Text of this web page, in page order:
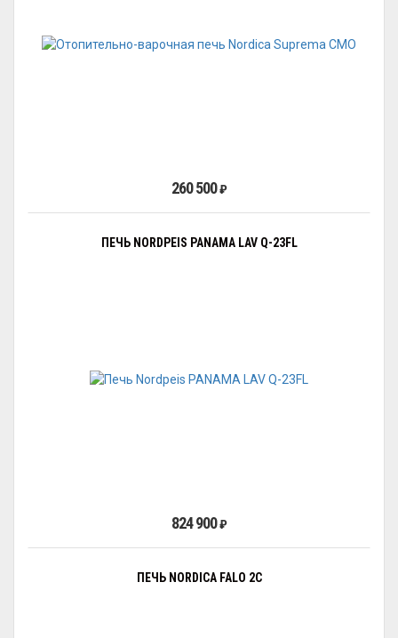
260 500₽
ПЕЧЬ NORDPEIS PANAMA LAV Q-23FL
824 900₽
ПЕЧЬ NORDICA FALO 2C